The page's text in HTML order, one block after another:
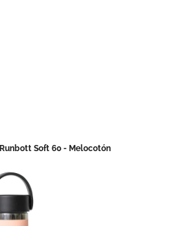
Runbott Soft 60 - Melocotón